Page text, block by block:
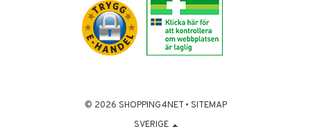
© 2026 SHOPPING4NET • SITEMAP
SVERIGE